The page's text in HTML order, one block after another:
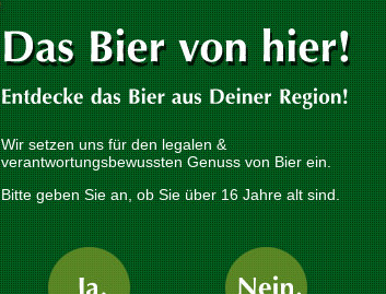
Wir setzen uns für den legalen &
verantwortungsbewussten Genuss von Bier ein.
Bitte geben Sie an, ob Sie über 16 Jahre alt sind.